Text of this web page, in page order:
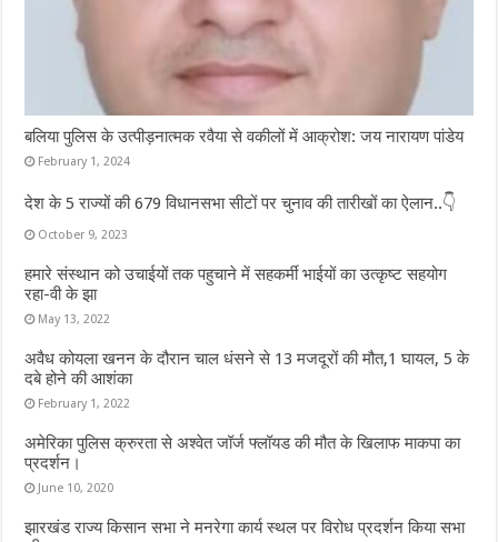
बलिया पुलिस के उत्पीड़नात्मक रवैया से वकीलों में आक्रोश: जय नारायण पांडेय
February 1, 2024
देश के 5 राज्यों की 679 विधानसभा सीटों पर चुनाव की तारीखों का ऐलान..👇
October 9, 2023
हमारे संस्थान को उचाईयों तक पहुचाने में सहकर्मी भाईयों का उत्कृष्ट सहयोग
रहा-वी के झा
May 13, 2022
अवैध कोयला खनन के दौरान चाल धंसने से 13 मजदूरों की मौत,1 घायल, 5 के
दबे होने की आशंका
February 1, 2022
अमेरिका पुलिस क्रुरता से अश्वेत जॉर्ज फ्लॉयड की मौत के खिलाफ माकपा का
प्रदर्शन।
June 10, 2020
झारखंड राज्य किसान सभा ने मनरेगा कार्य स्थल पर विरोध प्रदर्शन किया सभा